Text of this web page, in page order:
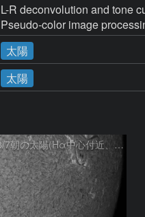
L-R deconvolution and tone
Pseudo-color image
太陽
太陽
8/7朝の太陽(Hα中心付近、4498、4502付近)